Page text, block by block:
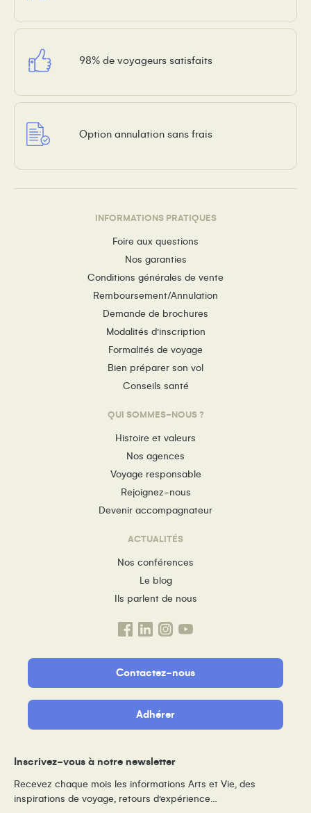
98% de voyageurs satisfaits
Option annulation sans frais
INFORMATIONS PRATIQUES
Foire aux questions
Nos garanties
Conditions générales de vente
Remboursement/Annulation
Demande de brochures
Modalités d’inscription
Formalités de voyage
Bien préparer son vol
Conseils santé
QUI SOMMES-NOUS ?
Histoire et valeurs
Nos agences
Voyage responsable
Rejoignez-nous
Devenir accompagnateur
ACTUALITÉS
Nos conférences
Le blog
Ils parlent de nous
Contactez-nous
Adhérer
Inscrivez-vous à notre newsletter
Recevez chaque mois les informations Arts et Vie, des
inspirations de voyage, retours d’expérience…